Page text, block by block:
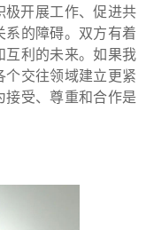
开展工作、促进共
的障碍。双方有着
利的未来。如果我
交往领域建立更紧
受、尊重和合作是